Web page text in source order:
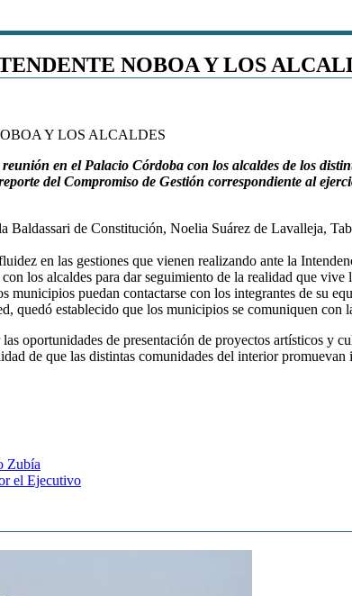
NOBOA Y LOS
en el Palacio Córdoba con los alcaldes de los
del Compromiso de Gestión correspondiente al
de Constitución, Noelia Suárez de Lavalleja,
en las gestiones que vienen realizando ante la
los alcaldes para dar seguimiento de la realidad que
municipios puedan contactarse con los integrantes de su
quedó establecido que los municipios se comuniquen
oportunidades de presentación de proyectos artísticos y
de que las distintas comunidades del interior promuevan
Zubía
el Ejecutivo